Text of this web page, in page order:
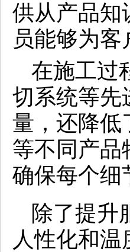
供从产品知
员能够为
在施工过
切系统等先
量，还降低
等不同产品
确保每个细
除了提升
人性化和